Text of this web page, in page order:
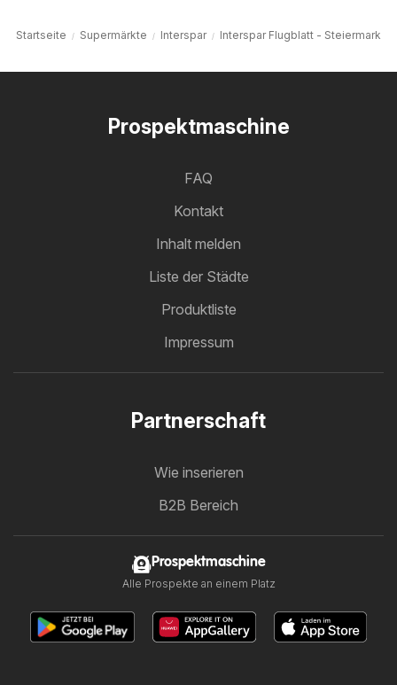
Startseite Supermärkte Interspar Interspar Flugblatt - Steiermark
Prospektmaschine
FAQ
Kontakt
Inhalt melden
Liste der Städte
Produktliste
Impressum
Partnerschaft
Wie inserieren
B2B Bereich
Prospektmaschine
Alle Prospekte an einem Platz